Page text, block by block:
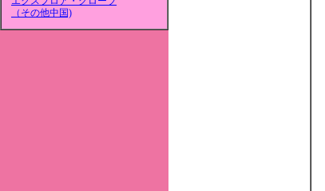
（その他中国)